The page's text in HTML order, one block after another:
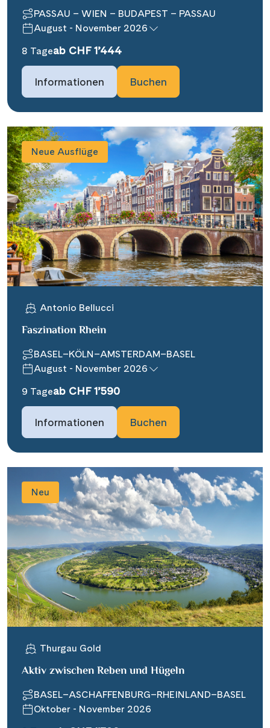
PASSAU – WIEN – BUDAPEST – PASSAU
August - November 2026
8 Tageab CHF 1’444
Informationen Buchen
Neue Ausflüge
Antonio Bellucci
Faszination Rhein
BASEL–KÖLN–AMSTERDAM–BASEL
August - November 2026
9 Tageab CHF 1’590
Informationen Buchen
Neu
Thurgau Gold
Aktiv zwischen Reben und Hügeln
BASEL–ASCHAFFENBURG–RHEINLAND–BASEL
Oktober - November 2026